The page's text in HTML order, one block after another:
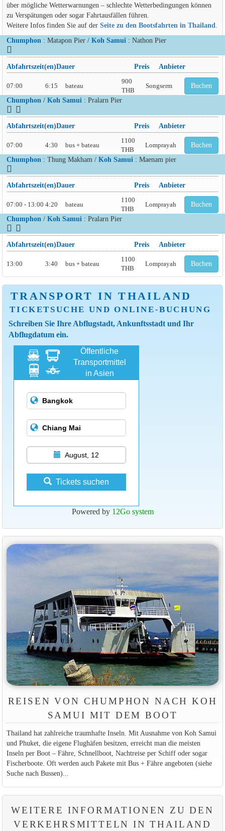
über mögliche Wetterwarnungen – schlechte Wetterbedingungen können
zu Verspätungen oder sogar Fahrtausfällen führen.
Weitere Infos finden Sie auf der Seite zu den Bootsfahrten in Thailand.
Chumphon: Matapon Pier / Koh Samui: Nathon Pier
Abfahrtszeit(en)Dauer Preis Anbieter
07:00 6:15 bateau
900
THB
Songserm Buchen
Chumphon / Koh Samui : Pralarn Pier
Abfahrtszeit(en)Dauer Preis Anbieter
07:00 4:30 bus + bateau
1100
THB
Lomprayah Buchen
Chumphon : Thung Makham / Koh Samui : Maenam pier
Abfahrtszeit(en)Dauer Preis Anbieter
07:00 - 13:00 4:20 bateau
1100
THB
Lomprayah Buchen
Chumphon / Koh Samui : Pralarn Pier
Abfahrtszeit(en)Dauer Preis Anbieter
13:00 3:40 bus + bateau
1100
THB
Lomprayah Buchen
TRANSPORT IN THAILAND
TICKETSUCHE UND ONLINE-BUCHUNG
Schreiben Sie Ihre Abflugstadt, Ankunftsstadt und Ihr
Abflugdatum ein.
Öffentliche
Transportmittel
in Asien
August, 12
Tickets suchen
Powered by 12Go system
REISEN VON CHUMPHON NACH KOH
SAMUI MIT DEM BOOT
Thailand hat zahlreiche traumhafte Inseln. Mit Ausnahme von Koh Samui
und Phuket, die eigene Flughäfen besitzen, erreicht man die meisten
Inseln per Boot – Fähre, Schnellboot, Nachtreise per Schiff oder sogar
Fischerboote. Oft werden auch Pakete mit Bus + Fähre angeboten (siehe
Suche nach Bussen)...
WEITERE INFORMATIONEN ZU DEN
VERKEHRSMITTELN IN THAILAND